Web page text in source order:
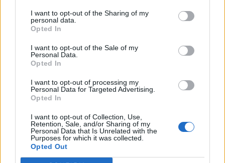
I want to opt-out of the Sharing of my
personal data.
Opted In
I want to opt-out of the Sale of my
Personal Data.
Opted In
I want to opt-out of processing my
Personal Data for Targeted Advertising.
Opted In
I want to opt-out of Collection, Use,
Retention, Sale, and/or Sharing of my
Personal Data that Is Unrelated with the
Purposes for which it was collected.
Opted Out
ha a KBC egész régiós tevékenységét a KBC Securities
néven futtatná. Ez esetben a magyar K&H Equities-t is
elérhetné az átnevezés szele, amelynek keretében egy
megszépül imázsban feledtetné a Kulcsár storyt, s jobban
kitudná használni a szinergikus lehetőségeket...
KEDVES OLVASÓNK!
A keresett cikk a portfolio.hu hírarchívumához
tartozik, melynek olvasása előfizetéses
regisztrációhoz kötött.